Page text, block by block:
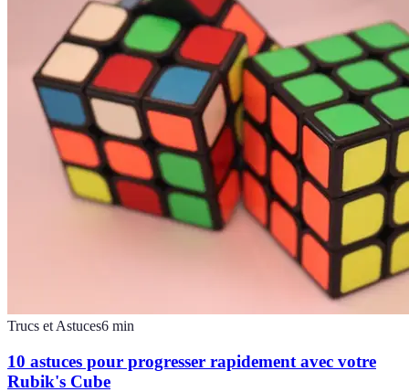
Trucs et Astuces6 min
10 astuces pour progresser rapidement avec votre
Rubik's Cube